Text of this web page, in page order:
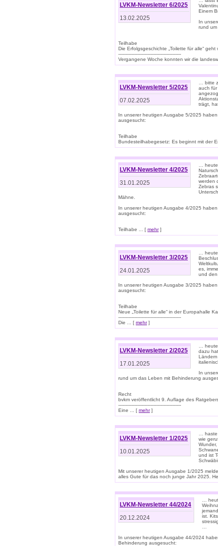
LVKM-Newsletter 6/2025
13.02.2025
Einem
In
rund
Teilhabe
Die Erfolgsgeschichte „Toilette für alle“
-------------------------------------------
Vergangene Woche konnten wir die
LVKM-Newsletter 5/2025
07.02.2025
… bitte
auch für
trägt,
In unserer heutigen Ausgabe 5/2025
ausgesucht:
Teilhabe
Bundesteilhabegesetz: Es beginnt mit der
LVKM-Newsletter 4/2025
31.01.2025
…
werden
Zebras
Mähne.
In unserer heutigen Ausgabe 4/2025
ausgesucht:
Teilhabe ... [ mehr]
LVKM-Newsletter 3/2025
24.01.2025
…
es,
und
In unserer heutigen Ausgabe 3/2025
ausgesucht:
Teilhabe
Neue „Toilette für alle“ in der Europahalle
-------------------------------------------
Die ... [ mehr]
LVKM-Newsletter 2/2025
17.01.2025
…
dazu
In
rund um das Leben mit Behinderung
Recht
bvkm veröffentlicht 9. Auflage des
-------------------------------------------
Eine ... [ mehr]
LVKM-Newsletter 1/2025
10.01.2025
…
wie
und ist
Mit unserer heutigen Ausgabe 1/2025
alles Gute für das noch junge Jahr 2025.
LVKM-Newsletter 44/2024
20.12.2024
…
ist.
In unserer heutigen Ausgabe 44/2024
Behinderung ausgesucht: